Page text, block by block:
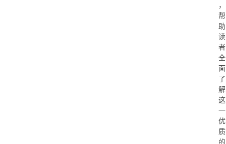
，
帮
助
读
者
全
面
了
解
这
一
优
质
的